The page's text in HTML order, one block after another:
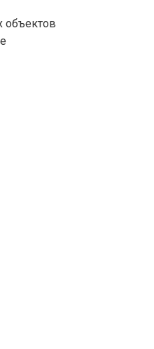
объектов